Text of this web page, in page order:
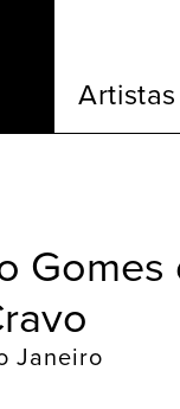
Artistas
Gomes
Janeiro